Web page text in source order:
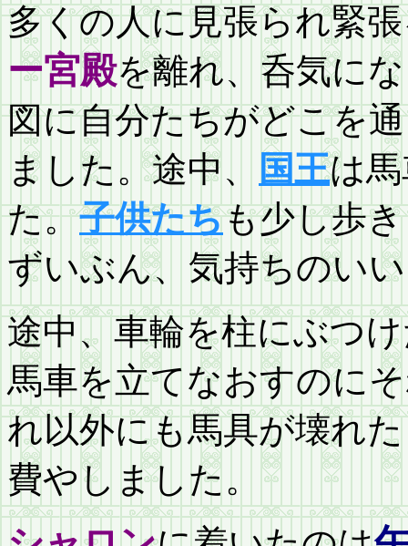
多くの人に見張られ緊
ー宮殿を離れ、呑気に
図に自分たちがどこを
ました。途中、
国王は
た。子供たちも少し歩
ずいぶん、気持ちのい
途中、車輪を柱にぶつ
馬車を立てなおすのに
れ以外にも馬具が壊れ
費やしました。